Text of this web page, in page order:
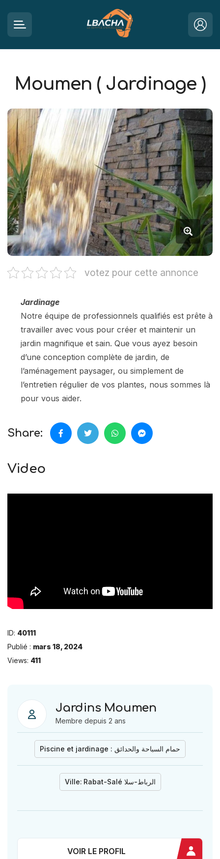
Moumen ( Jardinage )
votez pour cette annonce
Jardinage
Notre équipe de professionnels qualifiés est prête à
travailler avec vous pour créer et maintenir un
jardin magnifique et sain. Que vous ayez besoin
d’une conception complète de jardin, de
l’aménagement paysager, ou simplement de
l’entretien régulier de vos plantes, nous sommes là
pour vous aider.
Share:
Video
ID: 40111
Publié : mars 18, 2024
Views: 411
Jardins Moumen
Membre depuis 2 ans
Piscine et jardinage : حمام السباحة والحدائق
Ville: Rabat-Salé الرباط-سلا
VOIR LE PROFIL